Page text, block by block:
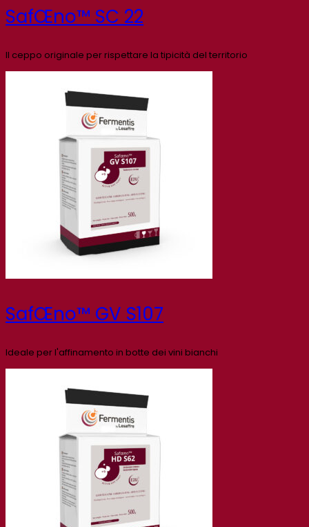
SafŒno™ SC 22
Il ceppo originale per rispettare la tipicità del territorio
SafŒno™ GV S107
Ideale per l'affinamento in botte dei vini bianchi